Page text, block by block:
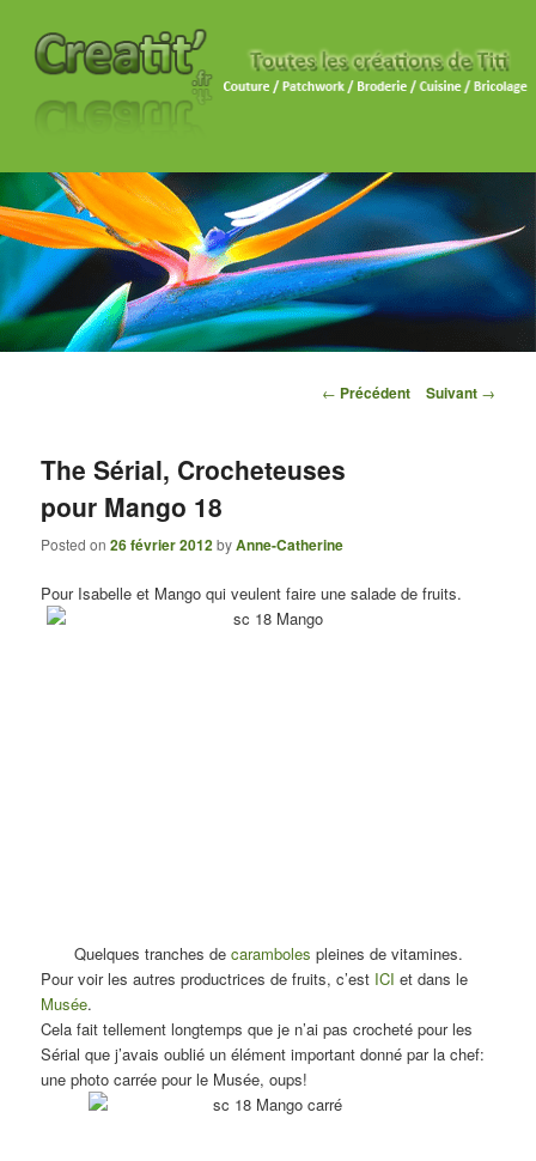
Navigation des articles
← Précédent Suivant →
The Sérial, Crocheteuses
pour Mango 18
Posted on26 février 2012byAnne-Catherine
Pour Isabelle et Mango qui veulent faire une salade de fruits.
Quelques tranches de caramboles pleines de vitamines.
Pour voir les autres productrices de fruits, c’est ICI et dans le
Musée.
Cela fait tellement longtemps que je n’ai pas crocheté pour les
Sérial que j’avais oublié un élément important donné par la chef:
une photo carrée pour le Musée, oups!